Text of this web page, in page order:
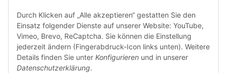
Durch Klicken auf „Alle akzeptieren“ gestatten Sie den
Einsatz folgender Dienste auf unserer Website: YouTube,
Vimeo, Brevo, ReCaptcha. Sie können die Einstellung
jederzeit ändern (Fingerabdruck-Icon links unten). Weitere
Details finden Sie unter Konfigurieren und in unserer
Datenschutzerklärung.
und handelsrechtlicher Aufbewahrungsfristen gespeichert
und dann nach Fristablauf gelöscht, sofern Sie der
weitergehenden Verarbeitung und Nutzung nicht zugestimmt
haben.
Rechte der betroffenen Person